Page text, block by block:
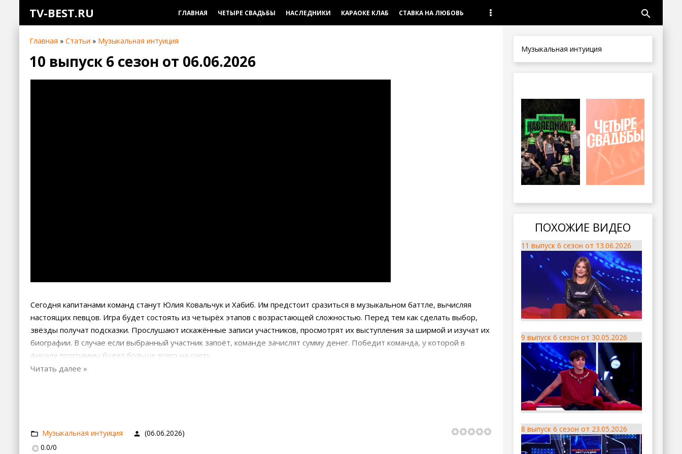
TV-BEST.RU ГЛАВНАЯ ЧЕТЫРЕ СВАДЬБЫ НАСЛЕДНИКИ КАРАОКЕ КЛАБ СТАВКА НА ЛЮБОВЬ search
Главная » Статьи » Музыкальная интуиция
10 выпуск 6 сезон от 06.06.2026
Сегодня капитанами команд станут Юлия Ковальчук и Хабиб. Им предстоит сразиться в музыкальном баттле, вычисляя
настоящих певцов. Игра будет состоять из четырёх этапов с возрастающей сложностью. Перед тем как сделать выбор,
звёзды получат подсказки. Прослушают искажённые записи участников, просмотрят их выступления за ширмой и изучат их
биографии. В случае если выбранный участник запоёт, команде зачислят сумму денег. Победит команда, у которой в
финале программы будет больше всего на счету.
Музыкальная интуиция
(06.06.2026)
0.0/0
Музыкальная интуиция
ПОХОЖИЕ ВИДЕО
11 выпуск 6 сезон от 13.06.2026
9 выпуск 6 сезон от 30.05.2026
8 выпуск 6 сезон от 23.05.2026